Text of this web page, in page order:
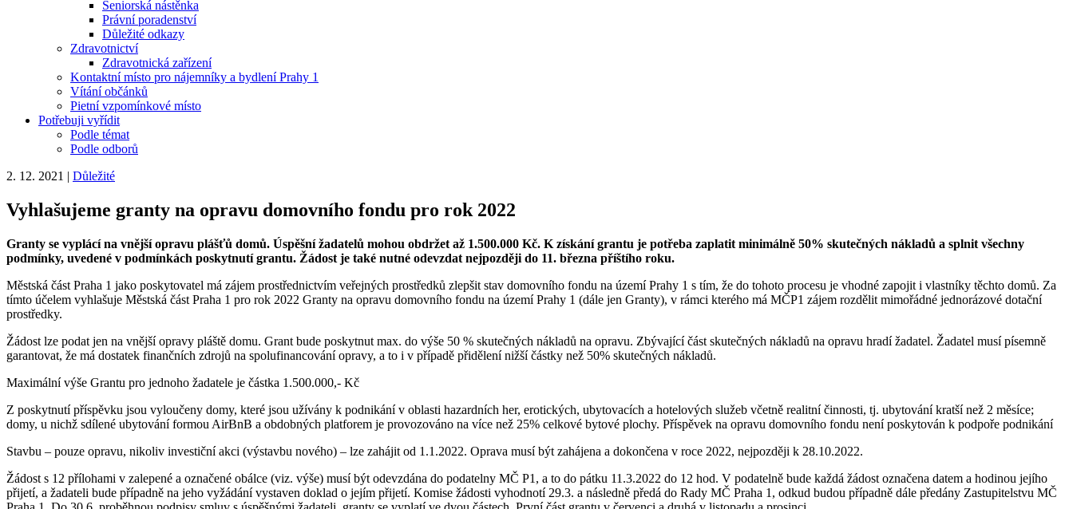
Seniorská nástěnka
Právní poradenství
Důležité odkazy
Zdravotnictví
Zdravotnická zařízení
Kontaktní místo pro nájemníky a bydlení Prahy 1
Vítání občánků
Pietní vzpomínkové místo
Potřebuji vyřídit
Podle témat
Podle odborů
2. 12. 2021 | Důležité
Vyhlašujeme granty na opravu domovního fondu pro rok 2022
Granty se vyplácí na vnější opravu plášťů domů. Úspěšní žadatelů mohou obdržet až 1.500.000 Kč. K získání grantu je potřeba zaplatit minimálně 50% skutečných nákladů a splnit všechny
podmínky, uvedené v podmínkách poskytnutí grantu. Žádost je také nutné odevzdat nejpozději do 11. března příštího roku.
Městská část Praha 1 jako poskytovatel má zájem prostřednictvím veřejných prostředků zlepšit stav domovního fondu na území Prahy 1 s tím, že do tohoto procesu je vhodné zapojit i vlastníky těchto domů. Za
tímto účelem vyhlašuje Městská část Praha 1 pro rok 2022 Granty na opravu domovního fondu na území Prahy 1 (dále jen Granty), v rámci kterého má MČP1 zájem rozdělit mimořádné jednorázové dotační
prostředky.
Žádost lze podat jen na vnější opravy pláště domu. Grant bude poskytnut max. do výše 50 % skutečných nákladů na opravu. Zbývající část skutečných nákladů na opravu hradí žadatel. Žadatel musí písemně
garantovat, že má dostatek finančních zdrojů na spolufinancování opravy, a to i v případě přidělení nižší částky než 50% skutečných nákladů.
Maximální výše Grantu pro jednoho žadatele je částka 1.500.000,- Kč
Z poskytnutí příspěvku jsou vyloučeny domy, které jsou užívány k podnikání v oblasti hazardních her, erotických, ubytovacích a hotelových služeb včetně realitní činnosti, tj. ubytování kratší než 2 měsíce;
domy, u nichž sdílené ubytování formou AirBnB a obdobných platforem je provozováno na více než 25% celkové bytové plochy. Příspěvek na opravu domovního fondu není poskytován k podpoře podnikání
Stavbu – pouze opravu, nikoliv investiční akci (výstavbu nového) – lze zahájit od 1.1.2022. Oprava musí být zahájena a dokončena v roce 2022, nejpozději k 28.10.2022.
Žádost s 12 přílohami v zalepené a označené obálce (viz. výše) musí být odevzdána do podatelny MČ P1, a to do pátku 11.3.2022 do 12 hod. V podatelně bude každá žádost označena datem a hodinou jejího
přijetí, a žadateli bude případně na jeho vyžádání vystaven doklad o jejím přijetí. Komise žádosti vyhodnotí 29.3. a následně předá do Rady MČ Praha 1, odkud budou případně dále předány Zastupitelstvu MČ